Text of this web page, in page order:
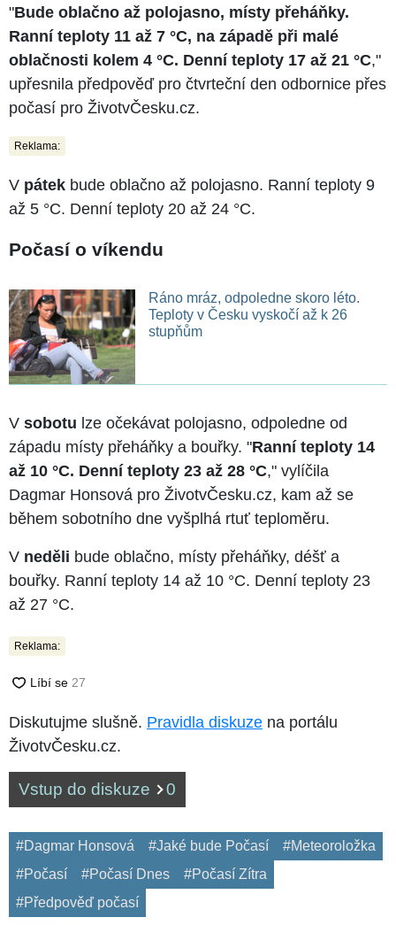
"Bude oblačno až polojasno, místy přeháňky.
Ranní teploty 11 až 7 °C, na západě při malé
oblačnosti kolem 4 °C. Denní teploty 17 až 21 °C,"
upřesnila předpověď pro čtvrteční den odbornice přes
počasí pro ŽivotvČesku.cz.
Reklama:
V pátek bude oblačno až polojasno. Ranní teploty 9
až 5 °C. Denní teploty 20 až 24 °C.
Počasí o víkendu
Ráno mráz, odpoledne skoro léto.
Teploty v Česku vyskočí až k 26
stupňům
V sobotu lze očekávat polojasno, odpoledne od
západu místy přeháňky a bouřky. "Ranní teploty 14
až 10 °C. Denní teploty 23 až 28 °C," vylíčila
Dagmar Honsová pro ŽivotvČesku.cz, kam až se
během sobotního dne vyšplhá rtuť teploměru.
V neděli bude oblačno, místy přeháňky, déšť a
bouřky. Ranní teploty 14 až 10 °C. Denní teploty 23
až 27 °C.
Reklama:
Diskutujme slušně. Pravidla diskuze na portálu
ŽivotvČesku.cz.
Vstup do diskuze 0
#Dagmar Honsová #Jaké bude Počasí
#Meteoroložka
#Počasí
#Počasí Dnes
#Počasí Zítra
#Předpověď počasí